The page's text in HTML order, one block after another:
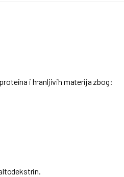
i hranljivih materija zbog: